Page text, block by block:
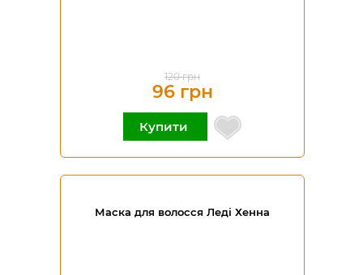
120 грн
96 грн
Купити
Маска для волосся Леді Хенна